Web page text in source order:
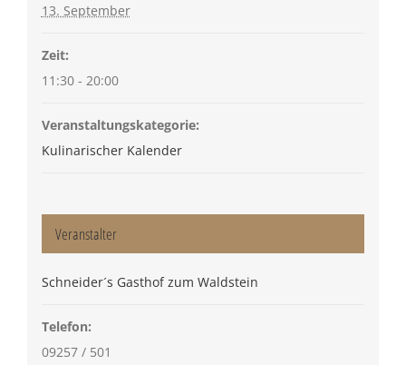
13. September
Zeit:
11:30 - 20:00
Veranstaltungskategorie:
Kulinarischer Kalender
Veranstalter
Schneider´s Gasthof zum Waldstein
Telefon:
09257 / 501